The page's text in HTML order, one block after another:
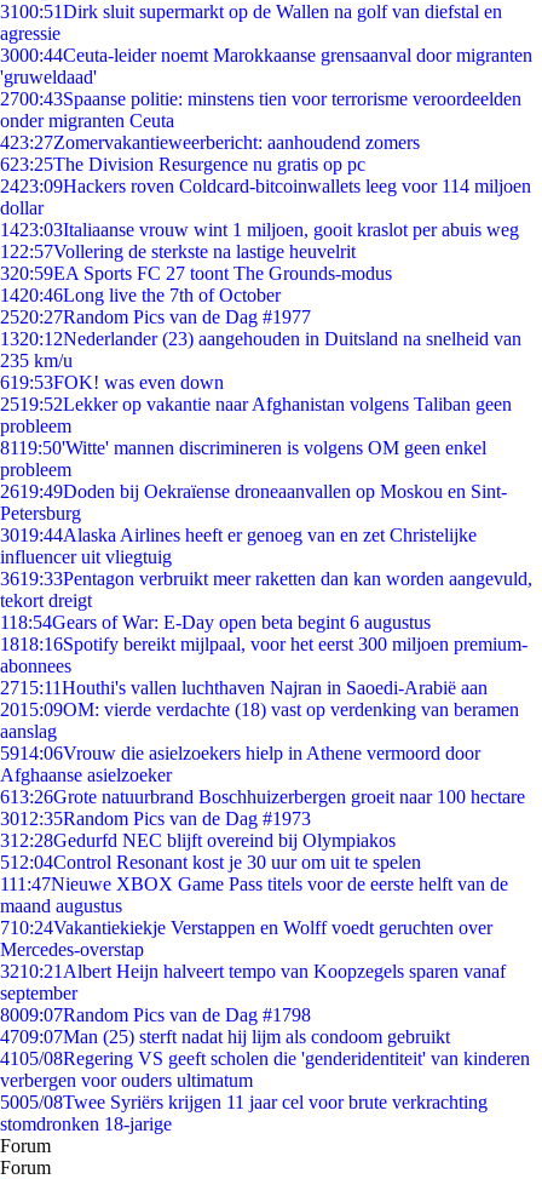
3100:51Dirk sluit supermarkt op de Wallen na golf van diefstal en
agressie
3000:44Ceuta-leider noemt Marokkaanse grensaanval door migranten
'gruweldaad'
2700:43Spaanse politie: minstens tien voor terrorisme veroordeelden
onder migranten Ceuta
423:27Zomervakantieweerbericht: aanhoudend zomers
623:25The Division Resurgence nu gratis op pc
2423:09Hackers roven Coldcard-bitcoinwallets leeg voor 114 miljoen
dollar
1423:03Italiaanse vrouw wint 1 miljoen, gooit kraslot per abuis weg
1 22:57Vollering de sterkste na lastige heuvelrit
320:59EA Sports FC 27 toont The Grounds-modus
1420:46Long live the 7th of October
2520:27Random Pics van de Dag #1977
1320:12Nederlander (23) aangehouden in Duitsland na snelheid van
235 km/u
619:53FOK! was even down
2519:52Lekker op vakantie naar Afghanistan volgens Taliban geen
probleem
8119:50'Witte' mannen discrimineren is volgens OM geen enkel
probleem
2619:49Doden bij Oekraïense droneaanvallen op Moskou en Sint-
Petersburg
3019:44Alaska Airlines heeft er genoeg van en zet Christelijke
influencer uit vliegtuig
3619:33Pentagon verbruikt meer raketten dan kan worden aangevuld,
tekort dreigt
118:54Gears of War: E-Day open beta begint 6 augustus
1818:16Spotify bereikt mijlpaal, voor het eerst 300 miljoen premium-
abonnees
2715:11Houthi's vallen luchthaven Najran in Saoedi-Arabië aan
2015:09OM: vierde verdachte (18) vast op verdenking van beramen
aanslag
5914:06Vrouw die asielzoekers hielp in Athene vermoord door
Afghaanse asielzoeker
613:26Grote natuurbrand Boschhuizerbergen groeit naar 100 hectare
3012:35Random Pics van de Dag #1973
312:28Gedurfd NEC blijft overeind bij Olympiakos
512:04Control Resonant kost je 30 uur om uit te spelen
111:47Nieuwe XBOX Game Pass titels voor de eerste helft van de
maand augustus
710:24Vakantiekiekje Verstappen en Wolff voedt geruchten over
Mercedes-overstap
3210:21 Albert Heijn halveert tempo van Koopzegels sparen vanaf
september
8009:07Random Pics van de Dag #1798
4709:07Man (25) sterft nadat hij lijm als condoom gebruikt
4105/08Regering VS geeft scholen die 'genderidentiteit' van kinderen
verbergen voor ouders ultimatum
5005/08Twee Syriërs krijgen 11 jaar cel voor brute verkrachting
stomdronken 18-jarige
Forum
Forum